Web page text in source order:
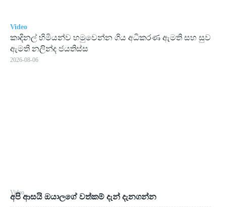
Video
අපි ආසයි ඔයාලගේ වත්කම් දැන් දැනගන්න
Video
කාදිනල් හිමියන්ව හමුවෙන්න ගිය අධිකරණ ඇමති සහ සුව
ඇමති නලින්ද ජයතිස්ස
2026-08-06